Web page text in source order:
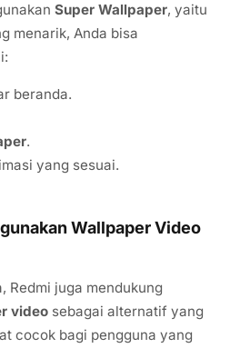
Super Wallpaper, yaitu
menarik, Anda bisa
beranda.
.
yang sesuai.
Wallpaper Video
Redmi juga mendukung
video sebagai alternatif yang
cocok bagi pengguna yang